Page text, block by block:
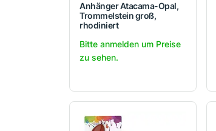
Anhänger Atacama-Opal,
Trommelstein groß,
rhodiniert
Bitte anmelden um Preise
zu sehen.